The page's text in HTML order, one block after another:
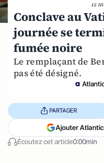
12
Conclave au
journée se
fumée noire
Le remplaçant de
pas été désigné.
Écoutez cet article0:00min
PARTAGER
Ajouter